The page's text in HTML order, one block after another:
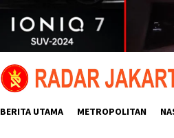
BERITA UTAMA METROPOLITAN